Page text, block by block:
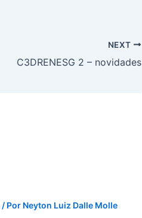
NEXT
C3DRENESG 2 – novidades
/ Por Neyton Luiz Dalle Molle